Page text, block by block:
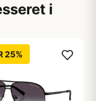
i
25%